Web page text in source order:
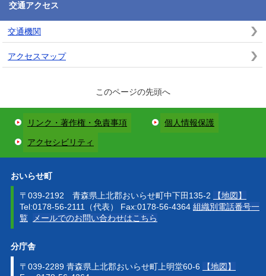
交通アクセス
交通機関
アクセスマップ
このページの先頭へ
リンク・著作権・免責事項 個人情報保護
アクセシビリティ
おいらせ町
〒039-2192 青森県上北郡おいらせ町中下田135-2
【地図】
Tel:0178-56-2111（代表） Fax:0178-56-4364 組織別電話番号一
覧
メールでのお問い合わせはこちら
分庁舎
〒039-2289 青森県上北郡おいらせ町上明堂60-6
【地図】